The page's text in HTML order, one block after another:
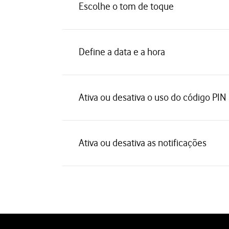
Escolhe o tom de toque
Define a data e a hora
Ativa ou desativa o uso do código PIN
Ativa ou desativa as notificações